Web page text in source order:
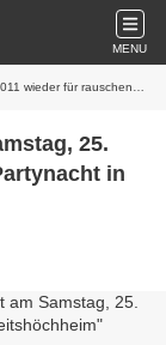
MENU
Partynacht in Veitshöchheim
25.
in